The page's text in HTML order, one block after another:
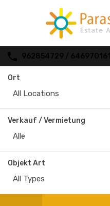
962854729 / 646970161
Ort
All Locations
Verkauf / Vermietung
Alle
Objekt Art
All Types